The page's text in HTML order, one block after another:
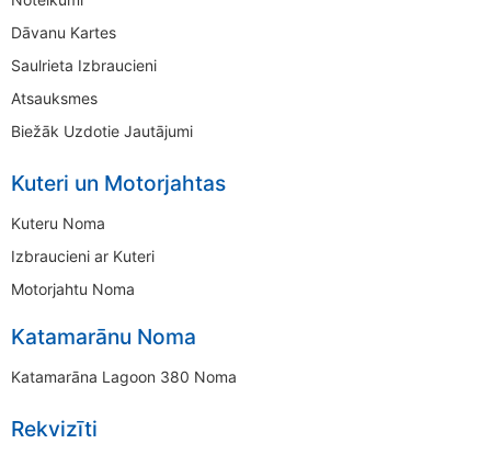
Dāvanu Kartes
Saulrieta Izbraucieni
Atsauksmes
Biežāk Uzdotie Jautājumi
Kuteri un Motorjahtas
Kuteru Noma
Izbraucieni ar Kuteri
Motorjahtu Noma
Katamarānu Noma
Katamarāna Lagoon 380 Noma
Rekvizīti